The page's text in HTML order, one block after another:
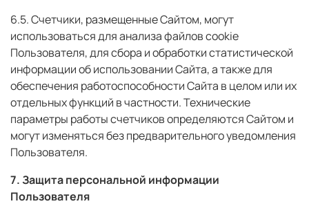
6.5. Счетчики, размещенные Сайтом, могут
использоваться для анализа файлов cookie
Пользователя, для сбора и обработки статистической
информации об использовании Сайта, а также для
обеспечения работоспособности Сайта в целом или их
отдельных функций в частности. Технические
параметры работы счетчиков определяются Сайтом и
могут изменяться без предварительного уведомления
Пользователя.
7. Защита персональной информации
Пользователя